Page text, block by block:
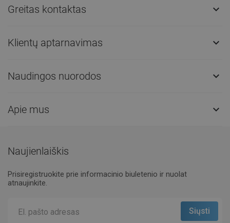
Greitas kontaktas 
Klientų aptarnavimas 
Naudingos nuorodos 
Apie mus 
Naujienlaiškis
Prisiregistruokite prie informacinio biuletenio ir nuolat
atnaujinkite.